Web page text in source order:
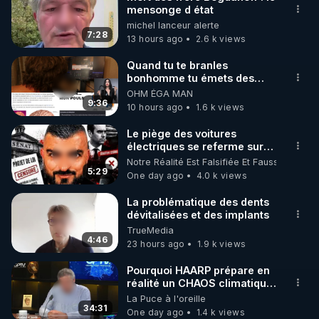
🌱 INSTAGRAM
https://www.instagram.com/rdlr_thierrycasasnovas/
http://rgnr.li/instagram
🌱 LA NEWSLETTER
Pour ne pas rater l’actualité RGNR (stages,
http://rgnr.li/news
🌱 VIDÉOS NON CENSURÉES SUR ODYSEE
Toutes les vidéos Youtube sont aussi sur la
http://rgnr.li/odysee
🌱 LES STAGES EN PRÉSENTIEL
http://rgnr.li/stages
7:28
mensonge d état
michel lanceur alerte
13 hours ago
2.6 k views
9:36
Quand tu te branles
bonhomme tu émets des
ondes ils ont juste omis de
t'expliquer
OHM ÉGA MAN
10 hours ago
1.6 k views
5:29
Le piège des voitures
électriques se referme sur
les usagers !
Notre Réalité Est Falsifiée Et Fausse
One day ago
4.0 k views
4:46
La problématique des dents
dévitalisées et des implants
TrueMedia
23 hours ago
1.9 k views
34:31
Pourquoi HAARP prépare en
réalité un CHAOS climatique,
on répond
La Puce à l'oreille
One day ago
1.4 k views